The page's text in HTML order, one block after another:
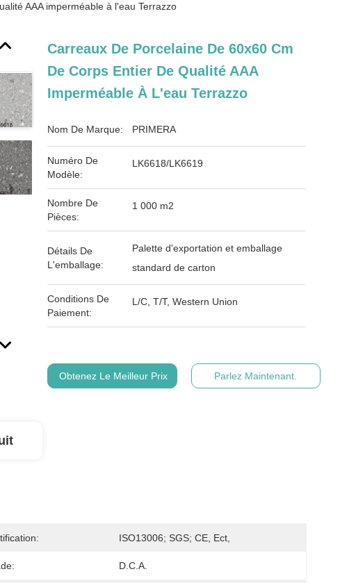
AAA imperméable à l'eau Terrazzo
Carreaux De Porcelaine De 60x60 Cm
De Corps Entier De Qualité AAA
Imperméable À L'eau Terrazzo
Nom De Marque: PRIMERA
Numéro De
Modèle:
LK6618/LK6619
Nombre De
Pièces:
1 000 m2
Détails De
L'emballage:
Palette d'exportation et emballage
standard de carton
Conditions De
Paiement:
L/C, T/T, Western Union
Obtenez Le Meilleur Prix Parlez Maintenant.
ISO13006; SGS; CE, Ect,
D.C.A.